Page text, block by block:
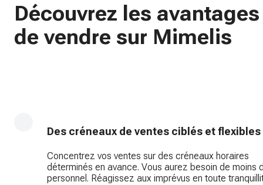
Découvrez les avantages
de vendre sur Mimelis
Des créneaux de ventes ciblés et flexibles
Concentrez vos ventes sur des créneaux horaires
déterminés en avance. Vous aurez besoin de moins
personnel. Réagissez aux imprévus en toute